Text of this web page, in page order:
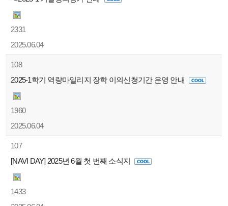
2331
2025.06.04
108
2025-1학기 역량마일리지 장학 이의신청기간 운영 안내
1960
2025.06.04
107
[NAVI DAY] 2025년 6월 첫 번째 소식지
1433